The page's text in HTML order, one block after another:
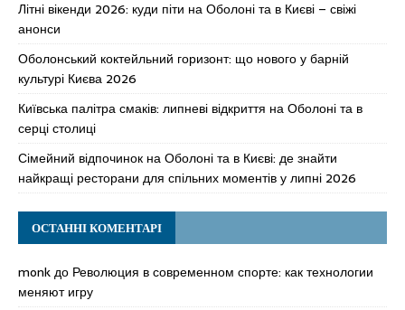
Літні вікенди 2026: куди піти на Оболоні та в Києві – свіжі
анонси
Оболонський коктейльний горизонт: що нового у барній
культурі Києва 2026
Київська палітра смаків: липневі відкриття на Оболоні та в
серці столиці
Сімейний відпочинок на Оболоні та в Києві: де знайти
найкращі ресторани для спільних моментів у липні 2026
ОСТАННІ КОМЕНТАРІ
monkдо Революция в современном спорте: как технологии
меняют игру